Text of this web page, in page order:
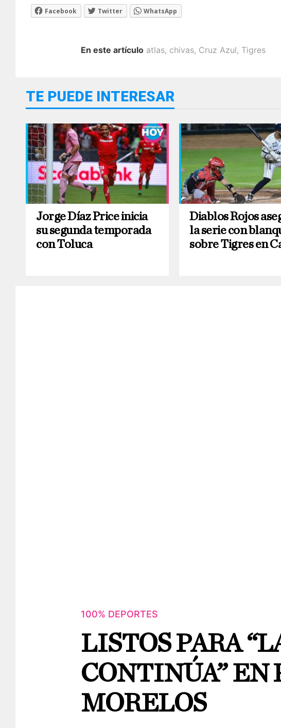
Facebook Twitter WhatsApp
En este artículo atlas, chivas, Cruz Azul, Tigres
TE PUEDE INTERESAR
Jorge Díaz Price inicia
su segunda temporada
con Toluca
Diablos Rojos
la serie con
sobre Tigres en
100% DEPORTES
LISTOS PARA
CONTINÚA” EN
MORELOS